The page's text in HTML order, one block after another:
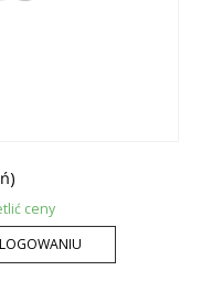
ceny